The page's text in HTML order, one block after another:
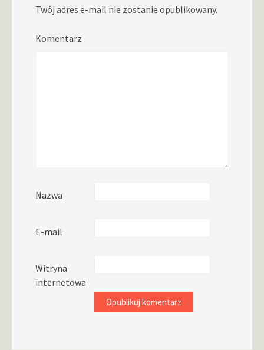
Twój adres e-mail nie zostanie opublikowany.
Komentarz
Nazwa
E-mail
Witryna
internetowa